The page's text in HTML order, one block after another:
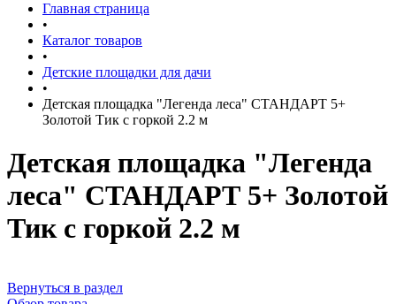
Главная страница
•
Каталог товаров
•
Детские площадки для дачи
•
Детская площадка "Легенда леса" СТАНДАРТ 5+
Золотой Тик с горкой 2.2 м
Детская площадка "Легенда
леса" СТАНДАРТ 5+ Золотой
Тик с горкой 2.2 м
Вернуться в раздел